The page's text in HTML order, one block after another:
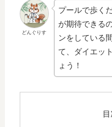
どんぐりす
プールで歩く
が期待できる
ンをしている
て、ダイエッ
ょう！